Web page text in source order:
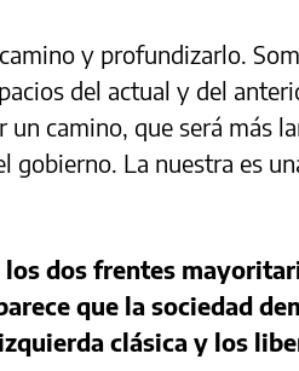
y profundizarlo.
del actual y del
camino, que será más
gobierno. La nuestra es
dos frentes
que la sociedad
clásica y los